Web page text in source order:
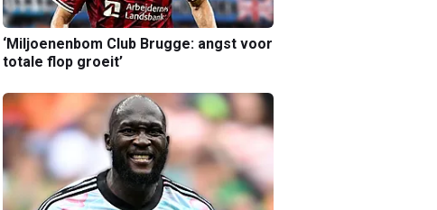
‘Miljoenenbom Club Brugge: angst voor
totale flop groeit’